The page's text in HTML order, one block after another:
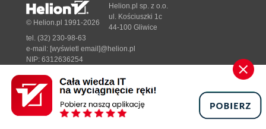
Dodatki (115)
Outsourcing (117)
Ubezpieczenia (119)
Skorowidz (122)
Designed with ♥ byTonik.pl
© Helion.pl 1991-2026
Helion.pl sp. z o.o.
ul. Kościuszki 1c
44-100 Gliwice
tel. (32) 230-98-63
e-mail: [wyświetl email]@helion.pl
NIP: 6312636254
Pełna wersja strony »